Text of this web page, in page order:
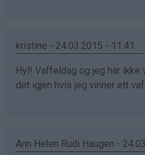
kristine - 24.03.2015 - 11:41
Hyl! Vaffeldag og jeg har ikke
det igjen hvis jeg vinner ett
Ann Helen Rudi Haugen -